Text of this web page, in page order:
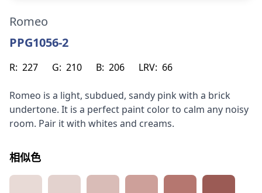
Romeo
PPG1056-2
R: 227 G: 210 B: 206 LRV: 66
Romeo is a light, subdued, sandy pink with a brick
undertone. It is a perfect paint color to calm any noisy
room. Pair it with whites and creams.
相似色